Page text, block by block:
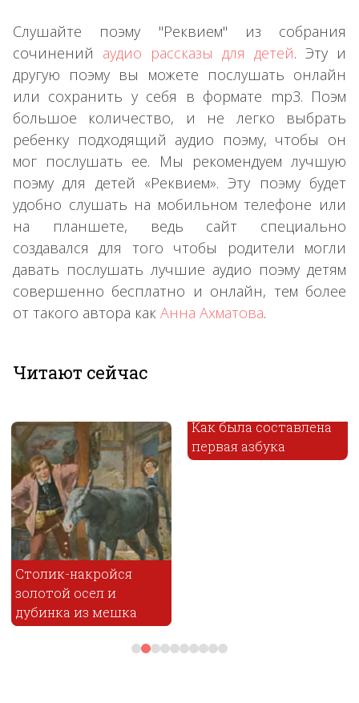
Слушайте поэму "Реквием" из собрания
сочинений аудио рассказы для детей. Эту и
другую поэму вы можете послушать онлайн
или сохранить у себя в формате mp3. Поэм
большое количество, и не легко выбрать
ребенку подходящий аудио поэму, чтобы он
мог послушать ее. Мы рекомендуем лучшую
поэму для детей «Реквием». Эту поэму будет
удобно слушать на мобильном телефоне или
на планшете, ведь сайт специально
создавался для того чтобы родители могли
давать послушать лучшие аудио поэму детям
совершенно бесплатно и онлайн, тем более
от такого автора как Анна Ахматова.
Читают сейчас
Столик-накройся
золотой осел и
дубинка из мешка
Как была составлена
первая азбука